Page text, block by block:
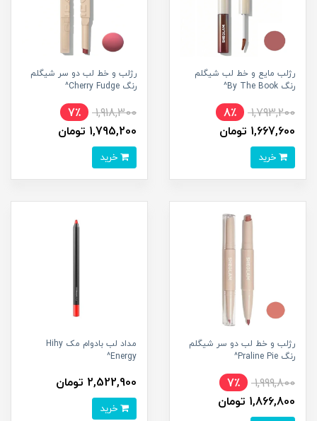
رژلب مایع و خط لب شیگلم
رنگ By The Book^
1,793,200
8٪
1,667,600 تومان
رژلب و خط لب دو سر شیگلم
رنگ Cherry Fudge^
1,918,300
7٪
1,795,200 تومان
رژلب و خط لب دو سر شیگلم
رنگ Praline Pie^
1,999,800
7٪
1,866,800 تومان
مداد لب بادوام مک Hihy
Energy^
2,522,900 تومان